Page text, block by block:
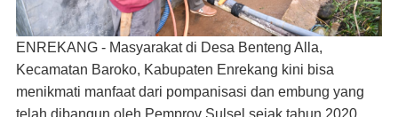
ENREKANG - Masyarakat di Desa Benteng Alla,
Kecamatan Baroko, Kabupaten Enrekang kini bisa
menikmati manfaat dari pompanisasi dan embung yang
telah dibangun oleh Pemprov Sulsel sejak tahun 2020